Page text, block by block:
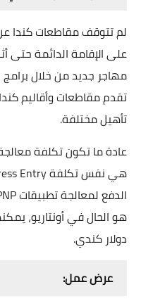
لم تتوقف مقاطعات كندا
تقدم مقاطعات وأقاليم
تأهيل مختلفة.
دولار كندي.
عرض عمل: